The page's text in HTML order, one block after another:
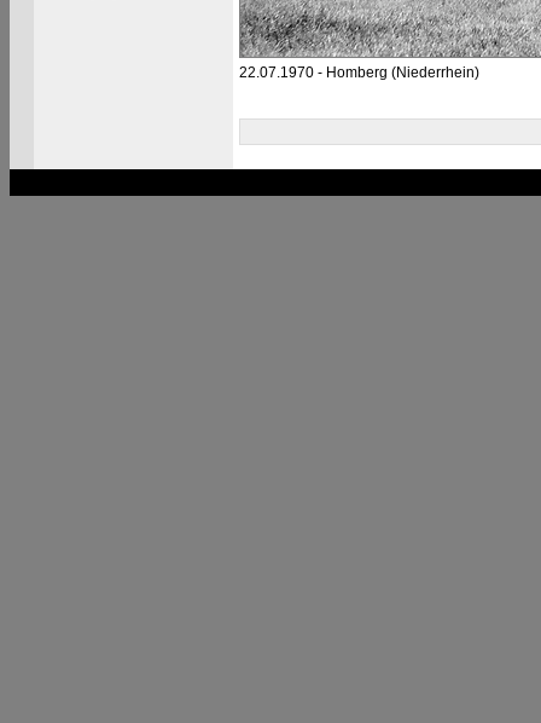
22.07.1970 - Homberg (Niederrhein)